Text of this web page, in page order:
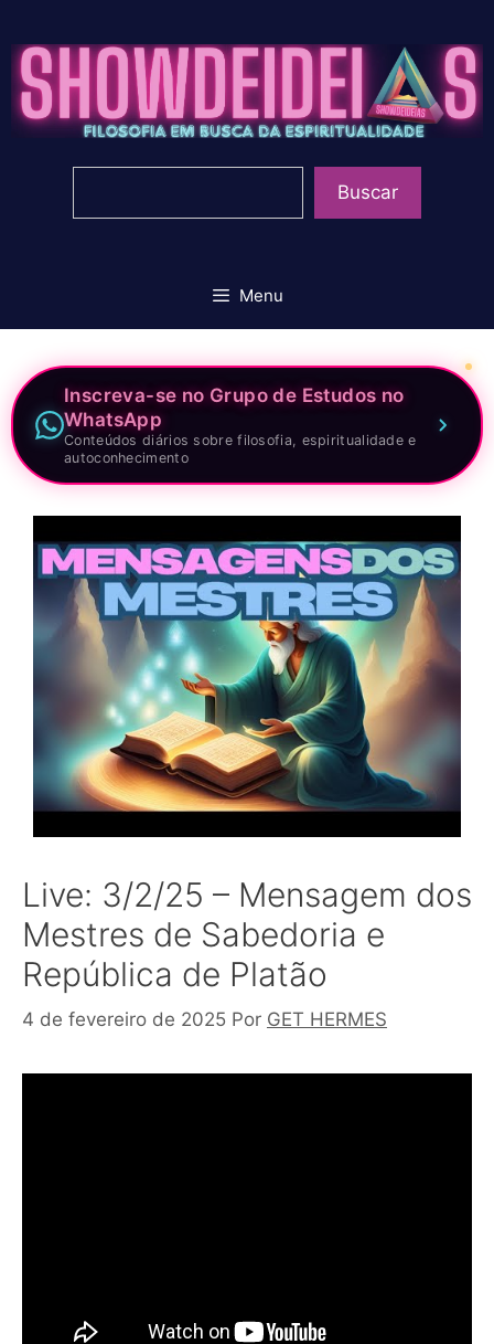
para
conteúdo
Buscar
Menu
Inscreva-se no Grupo de Estudos no
WhatsApp
Conteúdos diários sobre filosofia, espiritualidade e
autoconhecimento
Live: 3/2/25 – Mensagem dos
Mestres de Sabedoria e
República de Platão
4 de fevereiro de 2025 Por GET HERMES